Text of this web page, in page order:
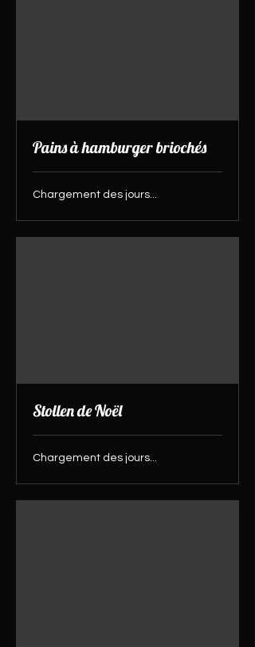
Pains à hamburger briochés
Chargement des jours...
Stollen de Noël
Chargement des jours...